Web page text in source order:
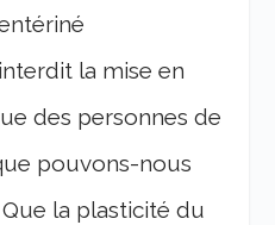
la mise en
des personnes de
pouvons-nous
la plasticité du